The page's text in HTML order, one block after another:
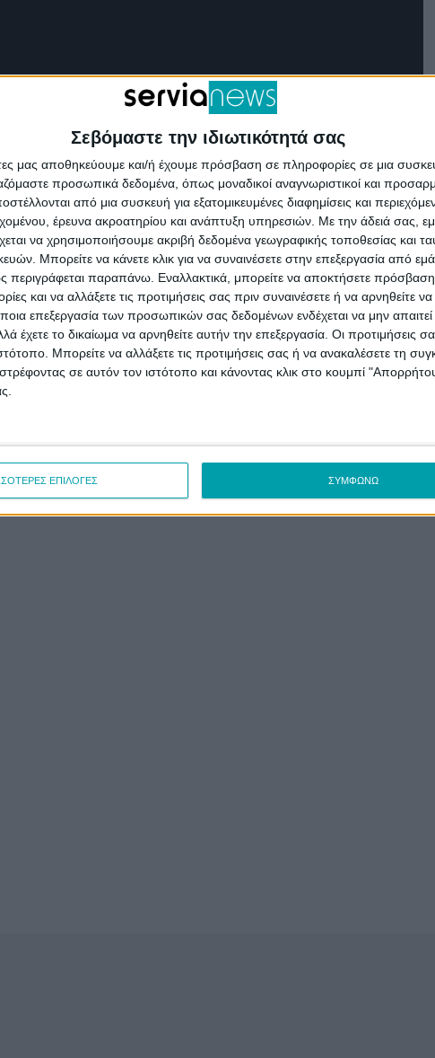
Σεβόμαστε την ιδιωτικότητά σας
μας αποθηκεύουμε και/ή έχουμε πρόσβαση σε πληροφορίες σε μια
προσωπικά δεδομένα, όπως μοναδικοί αναγνωριστικοί και
από μια συσκευή για εξατομικευμένες διαφημίσεις και
έρευνα ακροατηρίου και ανάπτυξη υπηρεσιών. Με την άδειά σας,
να χρησιμοποιήσουμε ακριβή δεδομένα γεωγραφικής τοποθεσίας και
Μπορείτε να κάνετε κλικ για να συναινέσετε στην επεξεργασία από
περιγράφεται παραπάνω. Εναλλακτικά, μπορείτε να αποκτήσετε
και να αλλάξετε τις προτιμήσεις σας πριν συναινέσετε ή να αρνηθείτε να
επεξεργασία των προσωπικών σας δεδομένων ενδέχεται να μην απαιτεί
έχετε το δικαίωμα να αρνηθείτε αυτήν την επεξεργασία. Οι προτιμήσεις
Μπορείτε να αλλάξετε τις προτιμήσεις σας ή να ανακαλέσετε τη
σε αυτόν τον ιστότοπο και κάνοντας κλικ στο κουμπί
ΕΠΙΛΟΓΕΣ ΣΥΜΦΩΝΩ